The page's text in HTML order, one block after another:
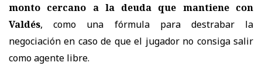
monto cercano a la deuda que mantiene con
Valdés, como una fórmula para destrabar la
negociación en caso de que el jugador no consiga salir
como agente libre.